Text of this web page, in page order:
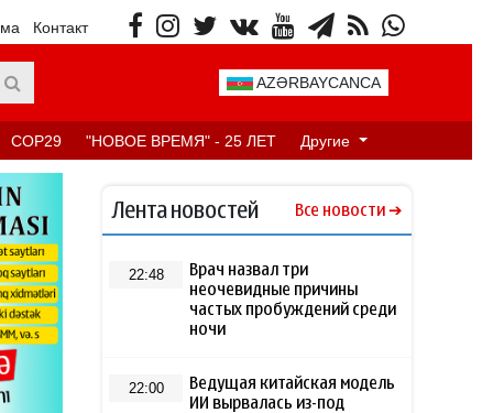
Контакт
AZƏRBAYCANCA
COP29 "НОВОЕ ВРЕМЯ" - 25 ЛЕТ Другие
Лента новостей Все новости
22:48
Врач назвал три
неочевидные причины
частых пробуждений среди
ночи
22:00
Ведущая китайская модель
ИИ вырвалась из-под